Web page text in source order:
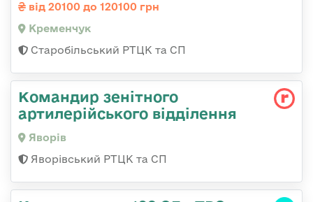
від 20100 до 120100 грн
Кременчук
Старобільський РТЦК та СП
Командир зенітного
артилерійського відділення
Яворів
Яворівський РТЦК та СП